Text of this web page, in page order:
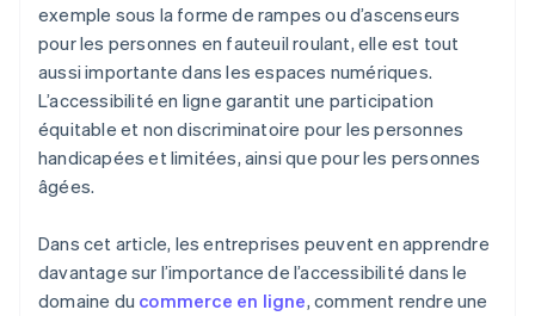
exemple sous la forme de rampes ou d’ascenseurs
pour les personnes en fauteuil roulant, elle est tout
aussi importante dans les espaces numériques.
L’accessibilité en ligne garantit une participation
équitable et non discriminatoire pour les personnes
handicapées et limitées, ainsi que pour les personnes
âgées.
Dans cet article, les entreprises peuvent en apprendre
davantage sur l’importance de l’accessibilité dans le
domaine du commerce en ligne, comment rendre une